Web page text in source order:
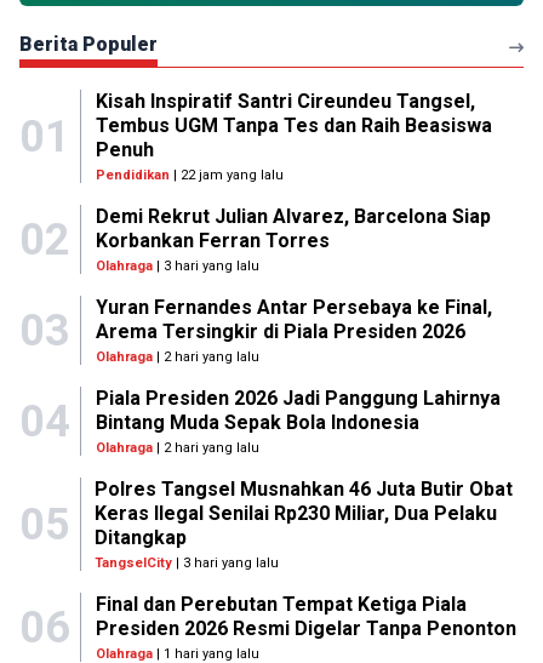
Berita Populer
01
Kisah Inspiratif Santri Cireundeu Tangsel,
Tembus UGM Tanpa Tes dan Raih Beasiswa
Penuh
Pendidikan | 22 jam yang lalu
02
Demi Rekrut Julian Alvarez, Barcelona Siap
Korbankan Ferran Torres
Olahraga| 3 hari yang lalu
03
Yuran Fernandes Antar Persebaya ke Final,
Arema Tersingkir di Piala Presiden 2026
Olahraga| 2 hari yang lalu
04
Piala Presiden 2026 Jadi Panggung Lahirnya
Bintang Muda Sepak Bola Indonesia
Olahraga| 2 hari yang lalu
05
Polres Tangsel Musnahkan 46 Juta Butir Obat
Keras Ilegal Senilai Rp230 Miliar, Dua Pelaku
Ditangkap
TangselCity | 3 hari yang lalu
06
Final dan Perebutan Tempat Ketiga Piala
Presiden 2026 Resmi Digelar Tanpa Penonton
Olahraga| 1 hari yang lalu